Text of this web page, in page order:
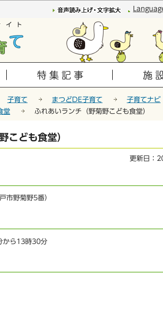
このページの本文へ移動
子育て まつどDE子育て 子育てナビ
堂
ふれあいランチ（野菊野こども食堂）
こども食堂）
更新日：
市野菊野5番）
ら13時30分